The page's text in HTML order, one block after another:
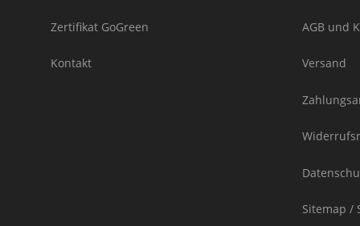
Zertifikat GoGreen
Kontakt
AGB und
Versand
Sitemap /